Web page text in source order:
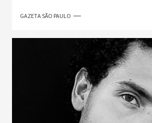
GAZETA SÃO PAULO